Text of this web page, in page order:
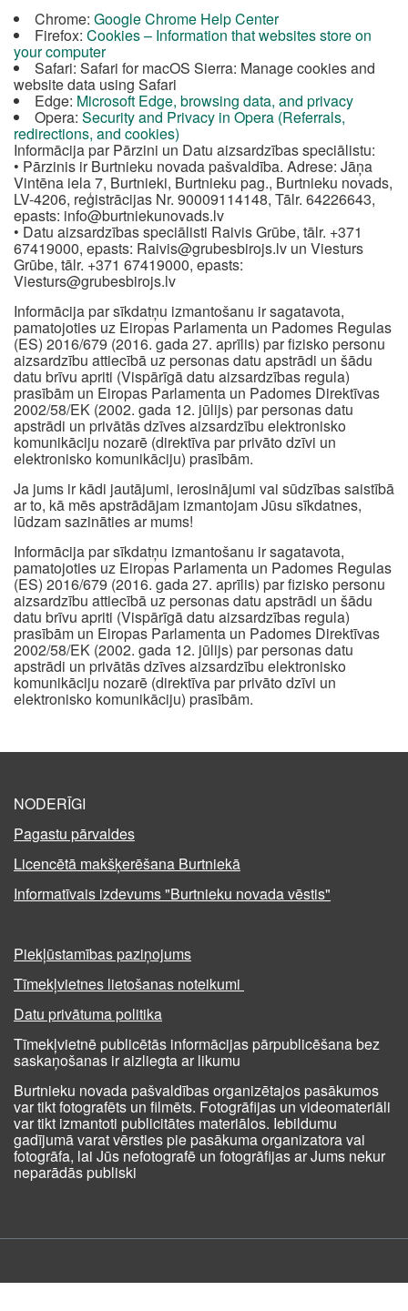
Chrome: Google Chrome Help Center
Firefox: Cookies – Information that websites store on
your computer
Safari: Safari for macOS Sierra: Manage cookies and
website data using Safari
Edge: Microsoft Edge, browsing data, and privacy
Opera: Security and Privacy in Opera (Referrals,
redirections, and cookies)
Informācija par Pārzini un Datu aizsardzības speciālistu:
• Pārzinis ir Burtnieku novada pašvaldība. Adrese: Jāņa
Vintēna iela 7, Burtnieki, Burtnieku pag., Burtnieku novads,
LV-4206, reģistrācijas Nr. 90009114148, Tālr. 64226643,
epasts: info@burtniekunovads.lv
• Datu aizsardzības speciālisti Raivis Grūbe, tālr. +371
67419000, epasts: Raivis@grubesbirojs.lv un Viesturs
Grūbe, tālr. +371 67419000, epasts:
Viesturs@grubesbirojs.lv
Informācija par sīkdatņu izmantošanu ir sagatavota,
pamatojoties uz Eiropas Parlamenta un Padomes Regulas
(ES) 2016/679 (2016. gada 27. aprīlis) par fizisko personu
aizsardzību attiecībā uz personas datu apstrādi un šādu
datu brīvu apriti (Vispārīgā datu aizsardzības regula)
prasībām un Eiropas Parlamenta un Padomes Direktīvas
2002/58/EK (2002. gada 12. jūlijs) par personas datu
apstrādi un privātās dzīves aizsardzību elektronisko
komunikāciju nozarē (direktīva par privāto dzīvi un
elektronisko komunikāciju) prasībām.
Ja jums ir kādi jautājumi, ierosinājumi vai sūdzības saistībā
ar to, kā mēs apstrādājam izmantojam Jūsu sīkdatnes,
lūdzam sazināties ar mums!
Informācija par sīkdatņu izmantošanu ir sagatavota,
pamatojoties uz Eiropas Parlamenta un Padomes Regulas
(ES) 2016/679 (2016. gada 27. aprīlis) par fizisko personu
aizsardzību attiecībā uz personas datu apstrādi un šādu
datu brīvu apriti (Vispārīgā datu aizsardzības regula)
prasībām un Eiropas Parlamenta un Padomes Direktīvas
2002/58/EK (2002. gada 12. jūlijs) par personas datu
apstrādi un privātās dzīves aizsardzību elektronisko
komunikāciju nozarē (direktīva par privāto dzīvi un
elektronisko komunikāciju) prasībām.
NODERĪGI
Pagastu pārvaldes
Licencētā makšķerēšana Burtniekā
Informatīvais izdevums "Burtnieku novada vēstis"
Piekļūstamības paziņojums
Tīmekļvietnes lietošanas noteikumi
Datu privātuma politika
Tīmekļvietnē publicētās informācijas pārpublicēšana bez
saskaņošanas ir aizliegta ar likumu
Burtnieku novada pašvaldības organizētajos pasākumos
var tikt fotografēts un filmēts. Fotogrāfijas un videomateriāli
var tikt izmantoti publicitātes materiālos. Iebildumu
gadījumā varat vērsties pie pasākuma organizatora vai
fotogrāfa, lai Jūs nefotografē un fotogrāfijas ar Jums nekur
neparādās publiski